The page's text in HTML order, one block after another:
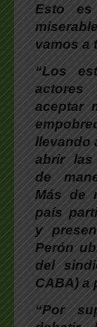
Esto
vamos a
“Los
aceptar
llevando
abrir las
de
Más de
país
y
Perón
del
CABA) a
“Por